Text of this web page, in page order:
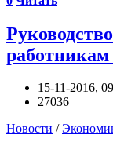
15-11-2016,
27036
Новости /